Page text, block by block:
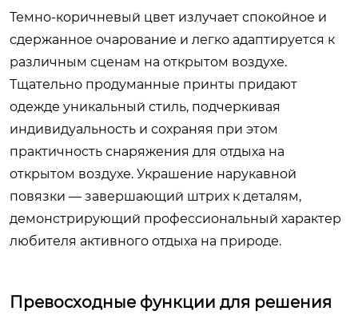
Темно-коричневый цвет излучает спокойное и
сдержанное очарование и легко адаптируется к
различным сценам на открытом воздухе.
Тщательно продуманные принты придают
одежде уникальный стиль, подчеркивая
индивидуальность и сохраняя при этом
практичность снаряжения для отдыха на
открытом воздухе. Украшение нарукавной
повязки — завершающий штрих к деталям,
демонстрирующий профессиональный характер
любителя активного отдыха на природе.
Превосходные функции для решения